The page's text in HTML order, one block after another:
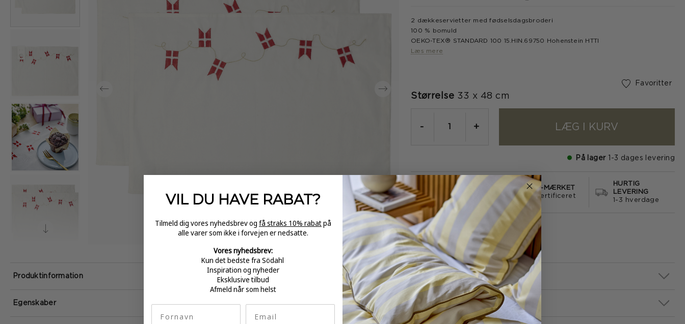
2 dækkeservietter med fødselsdagsbroderi
100 % bomuld
OEKO-TEX® STANDARD 100 15.HIN.69750 Hohenstein HTTI
Læs mere
Favoritter
Størrelse 33 x 48 cm
- + LÆG I KURV
På lager 1-3 dages levering
GRATIS FRAGT
over 499
E-MÆRKET
certificeret
HURTIG
LEVERING
1-3 hverdage
Egenskaber
Produktinformation
VIL DU HAVE RABAT?
Tilmeld dig vores nyhedsbrev og få straks 10% rabatpå
alle varer som ikke i forvejen er nedsatte.
Vores nyhedsbrev:
Kun det bedste fra Södahl
Inspiration og nyheder
Eksklusive tilbud
Afmeld når som helst